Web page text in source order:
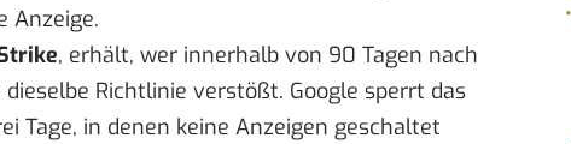
Anzeige.
, erhält, wer innerhalb von 90 Tagen nach
Richtlinie verstößt. Google sperrt das
Tage, in denen keine Anzeigen geschaltet